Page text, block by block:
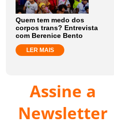
Quem tem medo dos
corpos trans? Entrevista
com Berenice Bento
LER MAIS
Assine a
Newsletter